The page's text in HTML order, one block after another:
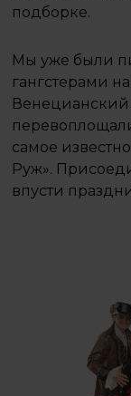
подборке.
Мы уже были
гангстерами
Венецианский
самое
Руж».
впусти